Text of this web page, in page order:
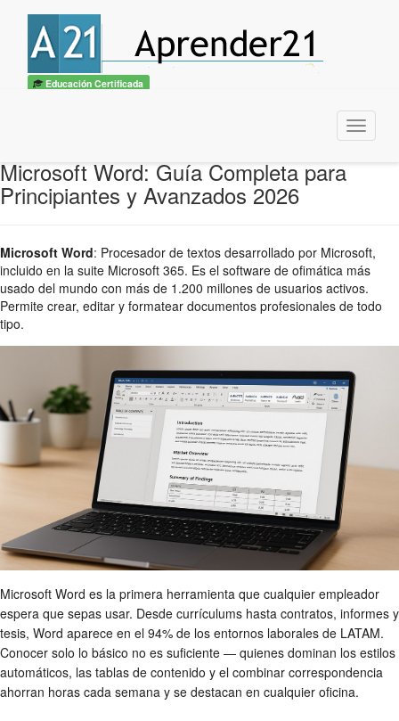
Educación Certificada
Menu
Microsoft Word: Guía Completa para
Principiantes y Avanzados 2026
Microsoft Word: Procesador de textos desarrollado por Microsoft,
incluido en la suite Microsoft 365. Es el software de ofimática más
usado del mundo con más de 1.200 millones de usuarios activos.
Permite crear, editar y formatear documentos profesionales de todo
tipo.
Microsoft Word es la primera herramienta que cualquier empleador
espera que sepas usar. Desde currículums hasta contratos, informes y
tesis, Word aparece en el 94% de los entornos laborales de LATAM.
Conocer solo lo básico no es suficiente — quienes dominan los estilos
automáticos, las tablas de contenido y el combinar correspondencia
ahorran horas cada semana y se destacan en cualquier oficina.